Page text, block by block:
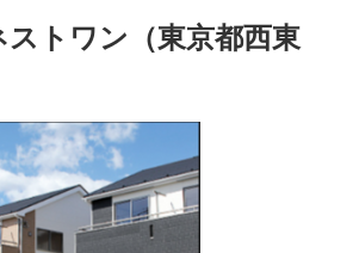
トワン（東京都西東